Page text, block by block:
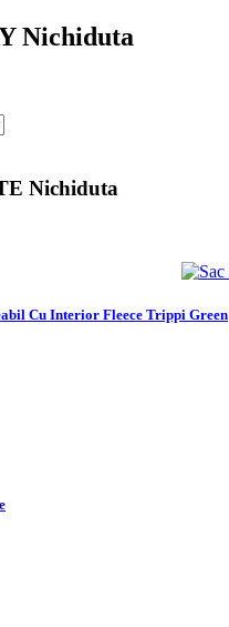
Nichiduta
Nichiduta
Cu Interior Fleece Trippi Green